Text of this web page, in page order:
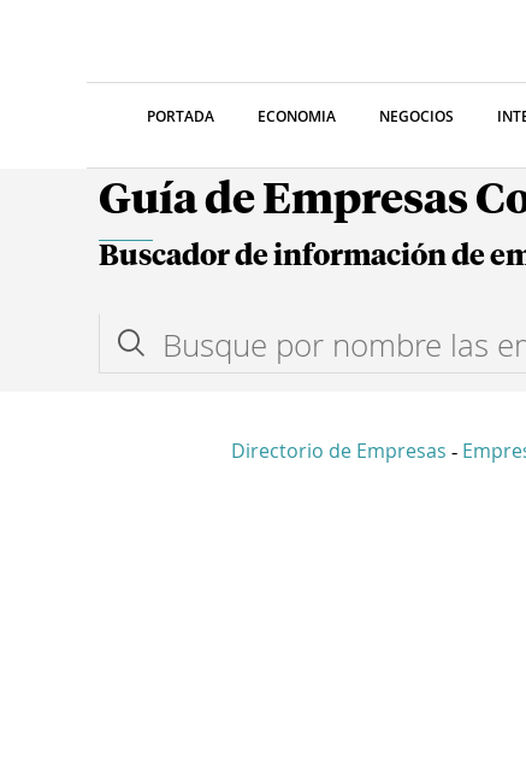
PORTADA ECONOMIA NEGOCIOS
Guía de Empresas
Buscador de información de
Directorio de Empresas -